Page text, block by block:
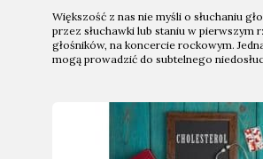
Większość z nas nie myśli o słuchaniu
przez słuchawki lub staniu w pierwszym
głośników, na koncercie rockowym.
mogą prowadzić do subtelnego